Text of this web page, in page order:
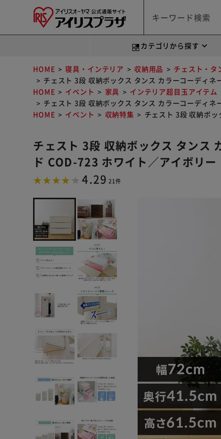
カテゴリから探す
HOME 寝具・インテリア 収納用品
チェスト・タ
チェスト 3段 収納ボックス タンス カラーコーディ
HOME
イベント 家具
インテリア超目玉アイテム
チェスト 3段 収納ボックス タンス カラーコーディ
HOME
イベント 収納特集 チェスト 3段 収納ボ
チェスト 3段 収納ボックス タンス
ド COD-723 ホワイト／アイボリー
4.29 21件